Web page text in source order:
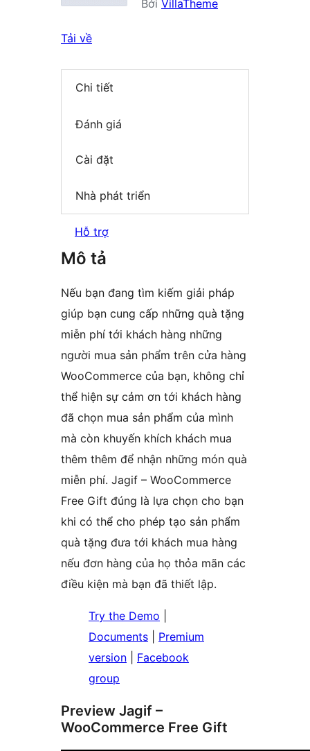
Bởi VillaTheme
Tải về
Chi tiết
Đánh giá
Cài đặt
Nhà phát triển
Hỗ trợ
Mô tả
Nếu bạn đang tìm kiếm giải pháp
giúp bạn cung cấp những quà tặng
miễn phí tới khách hàng những
người mua sản phẩm trên cửa hàng
WooCommerce của bạn, không chỉ
thể hiện sự cảm ơn tới khách hàng
đã chọn mua sản phẩm của mình
mà còn khuyến khích khách mua
thêm thêm để nhận những món quà
miễn phí. Jagif – WooCommerce
Free Gift đúng là lựa chọn cho bạn
khi có thể cho phép tạo sản phẩm
quà tặng đưa tới khách mua hàng
nếu đơn hàng của họ thỏa mãn các
điều kiện mà bạn đã thiết lập.
Try the Demo
Documents
Premium
version
Facebook
group
Preview Jagif –
WooCommerce Free Gift